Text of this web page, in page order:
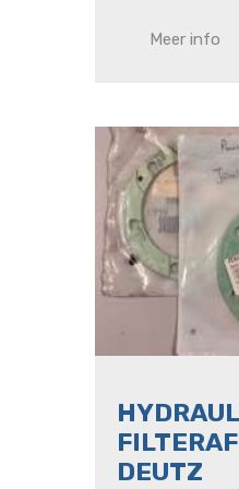
Agrotron TTV /
/ Series 6 G
Meer info
DEUTZ